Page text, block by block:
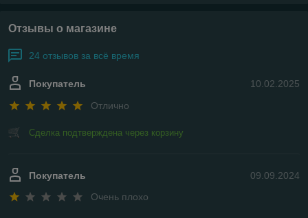
Отзывы о магазине
24 отзывов за всё время
10.02.2025
Покупатель
Отлично
Сделка подтверждена через корзину
09.09.2024
Покупатель
Очень плохо